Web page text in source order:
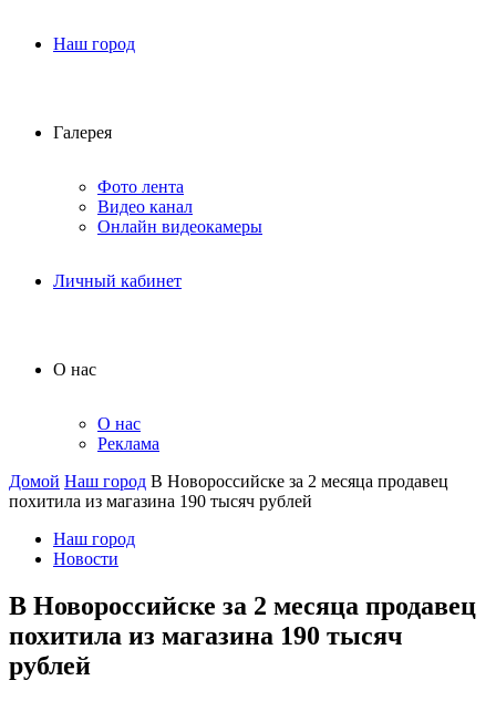
Наш город
Галерея
Фото лента
Видео канал
Онлайн видеокамеры
Личный кабинет
О нас
О нас
Реклама
Домой Наш город В Новороссийске за 2 месяца продавец
похитила из магазина 190 тысяч рублей
Наш город
Новости
В Новороссийске за 2 месяца продавец
похитила из магазина 190 тысяч
рублей